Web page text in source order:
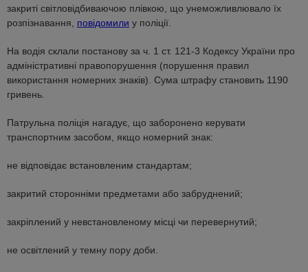
закриті світловідбиваючою плівкою, що унеможливлювало їх
розпізнавання, повідомили у поліції.
На водія склали постанову за ч. 1 ст. 121-3 Кодексу України про
адміністративні правопорушення (порушення правил
використання номерних знаків). Сума штрафу становить 1190
гривень.
Патрульна поліція нагадує, що заборонено керувати
транспортним засобом, якщо номерний знак:
не відповідає встановленим стандартам;
закритий сторонніми предметами або забруднений;
закріплений у невстановленому місці чи перевернутий;
не освітлений у темну пору доби.